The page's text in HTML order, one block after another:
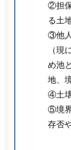
②担
る土
③他
（現
め池
地、
④土
⑤境
存否